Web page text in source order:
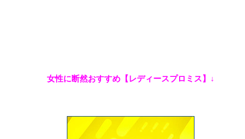
女性に断然おすすめ【レディースプロミス】↓